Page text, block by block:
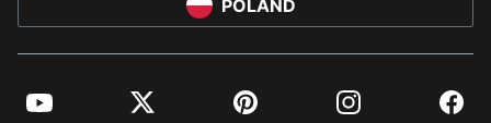
POLAND
YouTube Twitter Pinterest Instagram